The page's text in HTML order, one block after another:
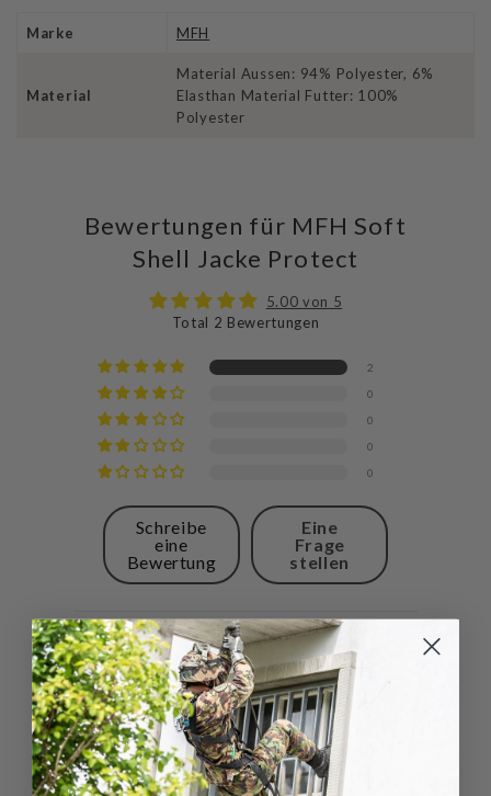
Marke MFH
Material
Material Aussen: 94% Polyester, 6%
Elasthan Material Futter: 100%
Polyester
Bewertungen für MFH Soft
Shell Jacke Protect
5.00 von 5
Total 2 Bewertungen
2
0
0
0
0
Schreibe
eine
Bewertung
Eine
Frage
stellen
Sort by
Stefania
top produkt! nichts auszusetzen